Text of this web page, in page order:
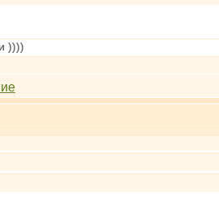
))))